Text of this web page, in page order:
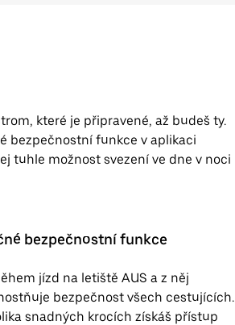
které je připravené, až budeš ty.
bezpečnostní funkce v aplikaci
tuhle možnost svezení ve dne v noci
bezpečnostní funkce
jízd na letiště AUS a z něj
bezpečnost všech cestujících.
snadných krocích získáš přístup